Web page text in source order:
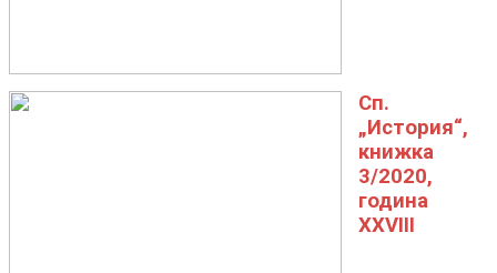
Сп.
„История“,
книжка
3/2020,
година
XXVIII